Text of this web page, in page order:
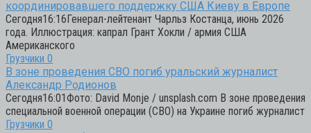
координировавшего поддержку США Киеву в Европе
Сегодня16:16Генерал-лейтенант Чарльз Костанца, июнь 2026
года. Иллюстрация: капрал Грант Хокли / армия США
Американского
Грузчики 0
В зоне проведения СВО погиб уральский журналист
Александр Родионов
Сегодня16:01Фото: David Monje / unsplash.com В зоне проведения
специальной военной операции (СВО) на Украине погиб журналист
Грузчики 0